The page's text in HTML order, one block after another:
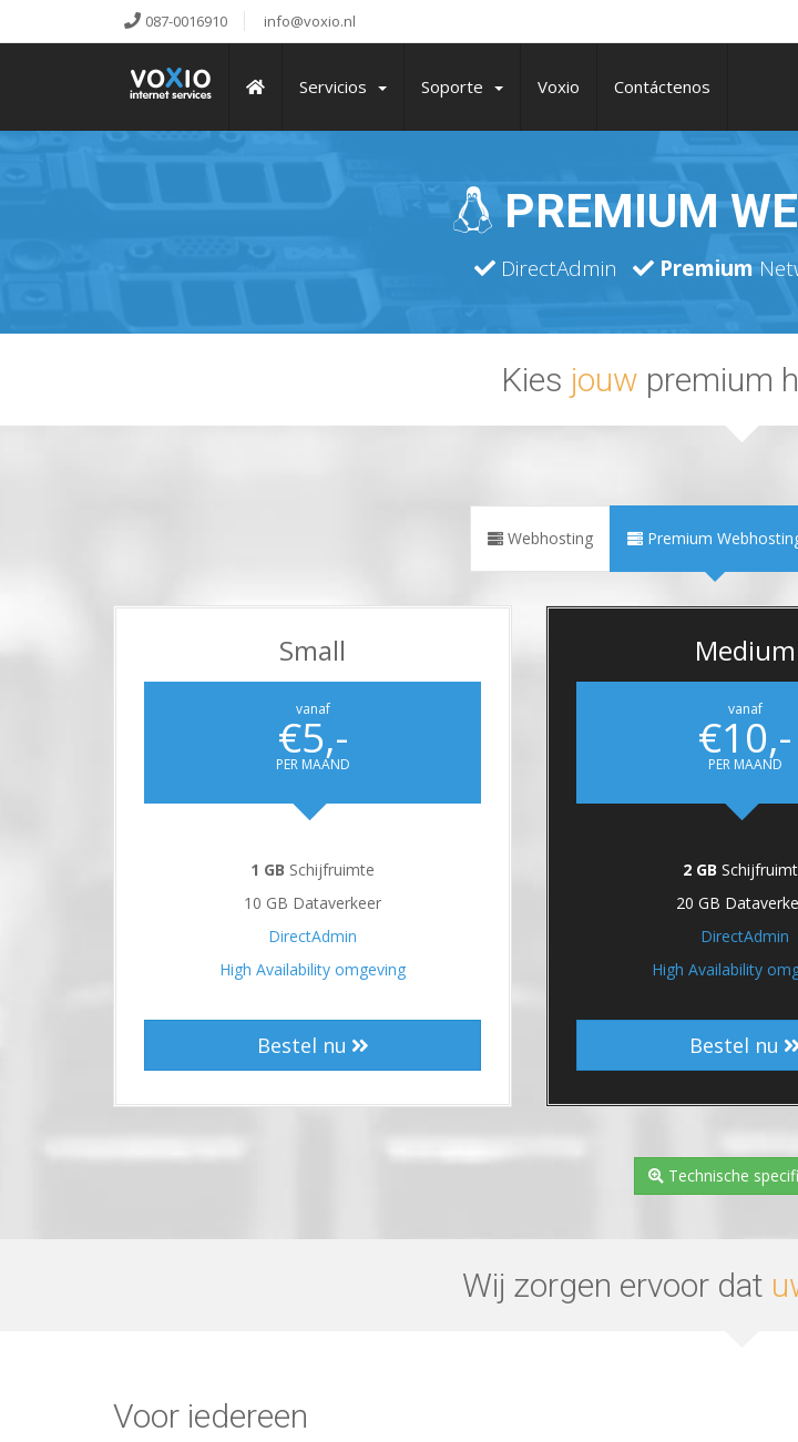
087-0016910 info@voxio.nl
Servicios Soporte Voxio Contáctenos
PREMIUM
DirectAdmin Premium
Kies jouw premium
Webhosting Premium
Small
vanaf
€5,-
PER MAAND
1 GB Schijfruimte
10 GB Dataverkeer
DirectAdmin
High Availability omgeving
Bestel nu
Medium
vanaf
€10,-
PER MAAND
2 GB
20 GB
DirectAdmin
High Availability
Bestel nu
Technische
Wij zorgen ervoor dat
Voor iedereen